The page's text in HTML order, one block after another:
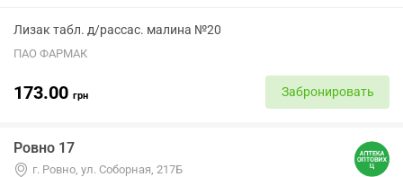
Лизак табл. д/рассас. малина №20
ПАО ФАРМАК
173.00 грн Забронировать
Ровно 17
г. Ровно, ул. Соборная, 217Б